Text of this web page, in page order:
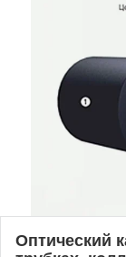
Оптический